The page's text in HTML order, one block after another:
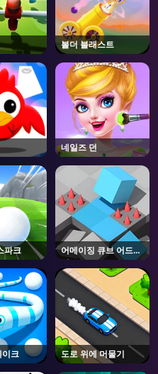
볼더 블래스트
네일즈 던
파크
어메이징 큐브 어드벤
처
크 도로 위에 머물기